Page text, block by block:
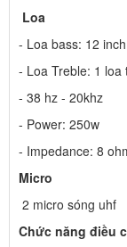
Loa
- Loa bass: 12
- Loa Treble: 1 loa
- 38 hz - 20khz
- Power: 250w
- Impedance: 8
Micro
2 micro sóng uhf
Chức năng điều